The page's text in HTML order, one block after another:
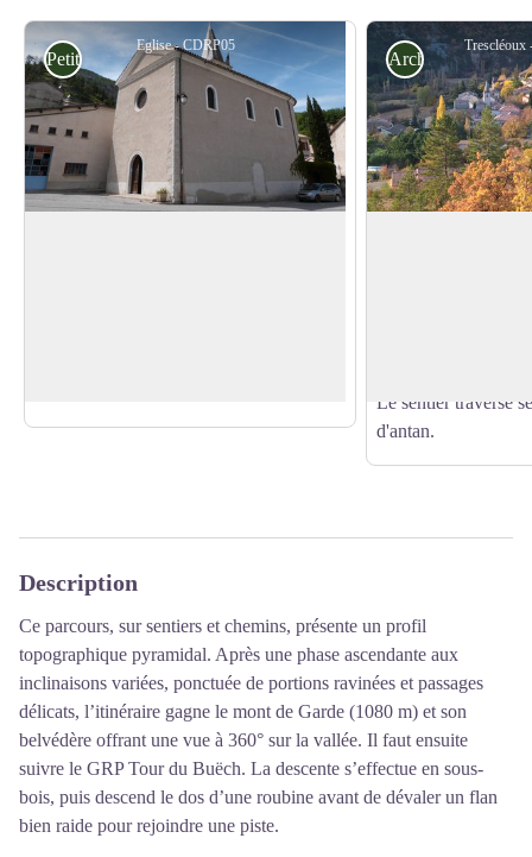
Eglise - CDRP05
Petit patrimoine
Trescléoux
Architecture
Le sentier traverse
d'antan.
Description
Ce parcours, sur sentiers et chemins, présente un profil
topographique pyramidal. Après une phase ascendante aux
inclinaisons variées, ponctuée de portions ravinées et passages
délicats, l’itinéraire gagne le mont de Garde (1080 m) et son
belvédère offrant une vue à 360° sur la vallée. Il faut ensuite
suivre le GRP Tour du Buëch. La descente s’effectue en sous-
bois, puis descend le dos d’une roubine avant de dévaler un flan
bien raide pour rejoindre une piste.